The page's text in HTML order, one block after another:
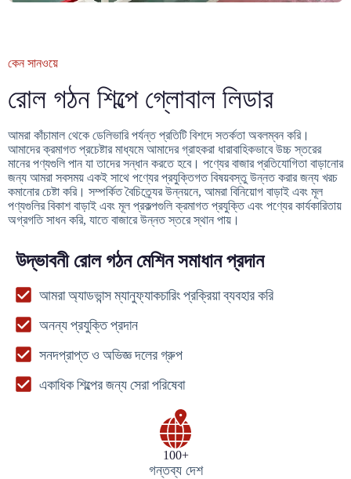
কেন সানওয়ে
রোল গঠন শিল্পে গ্লোবাল লিডার
আমরা কাঁচামাল থেকে ডেলিভারি পর্যন্ত প্রতিটি বিশদে সতর্কতা অবলম্বন করি।
আমাদের ক্রমাগত প্রচেষ্টার মাধ্যমে আমাদের গ্রাহকরা ধারাবাহিকভাবে উচ্চ স্তরের
মানের পণ্যগুলি পান যা তাদের সন্ধান করতে হবে। পণ্যের বাজার প্রতিযোগিতা বাড়ানোর
জন্য আমরা সবসময় একই সাথে পণ্যের প্রযুক্তিগত বিষয়বস্তু উন্নত করার জন্য খরচ
কমানোর চেষ্টা করি। সম্পর্কিত বৈচিত্র্যের উন্নয়নে, আমরা বিনিয়োগ বাড়াই এবং মূল
পণ্যগুলির বিকাশ বাড়াই এবং মূল প্রকল্পগুলি ক্রমাগত প্রযুক্তি এবং পণ্যের কার্যকারিতায়
অগ্রগতি সাধন করি, যাতে বাজারে উন্নত স্তরে স্থান পায়।
উদ্ভাবনী রোল গঠন মেশিন সমাধান প্রদান
আমরা অ্যাডভান্স ম্যানুফ্যাকচারিং প্রক্রিয়া ব্যবহার করি
অনন্য প্রযুক্তি প্রদান
সনদপ্রাপ্ত ও অভিজ্ঞ দলের গ্রুপ
একাধিক শিল্পের জন্য সেরা পরিষেবা
100+
গন্তব্য দেশ